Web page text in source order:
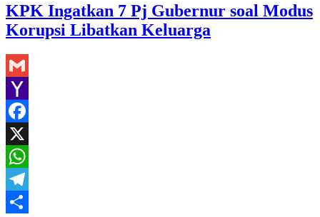
KPK Ingatkan 7 Pj Gubernur soal Modus
Korupsi Libatkan Keluarga
Gmail
Yahoo
Mail
Facebook
X
WhatsApp
Telegram